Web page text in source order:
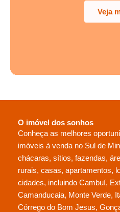
Veja
O imóvel dos sonhos
Conheça as melhores
imóveis à venda no Sul de
chácaras, sítios, fazendas,
rurais, casas, apartamentos,
cidades, incluindo Cambuí,
Camanducaia, Monte Verde,
Córrego do Bom Jesus,